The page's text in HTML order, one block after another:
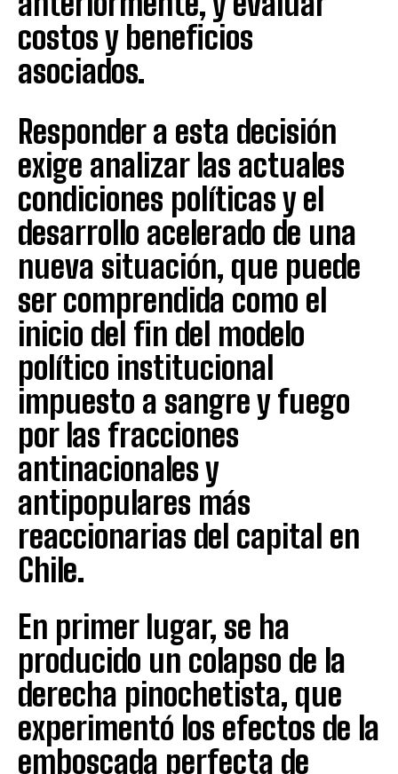
costos y beneficios
asociados.
Responder a esta decisión
exige analizar las actuales
condiciones políticas y el
desarrollo acelerado de una
nueva situación, que puede
ser comprendida como el
inicio del fin del modelo
político institucional
impuesto a sangre y fuego
por las fracciones
antinacionales y
antipopulares más
reaccionarias del capital en
Chile.
En primer lugar, se ha
producido un colapso de la
derecha pinochetista, que
experimentó los efectos de la
emboscada perfecta de